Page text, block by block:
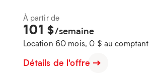
À partir de
101 $/semaine
Location 60 mois, 0 $ au comptant
Détails de l'offre